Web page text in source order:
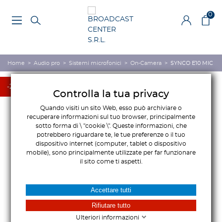
0
Home > Audio pro > Sistemi microfonici > On-Camera > SYNCO E10 MIC
-20,00 €
-20,00 €
Controlla la tua privacy
Quando visiti un sito Web, esso può archiviare o
recuperare informazioni sul tuo browser, principalmente
sotto forma di \ "cookie \". Queste informazioni, che
potrebbero riguardare te, le tue preferenze o il tuo
dispositivo internet (computer, tablet o dispositivo
mobile), sono principalmente utilizzate per far funzionare
il sito come ti aspetti.
Ulteriori informazioni
Accettare tutti
Rifiutare tutto